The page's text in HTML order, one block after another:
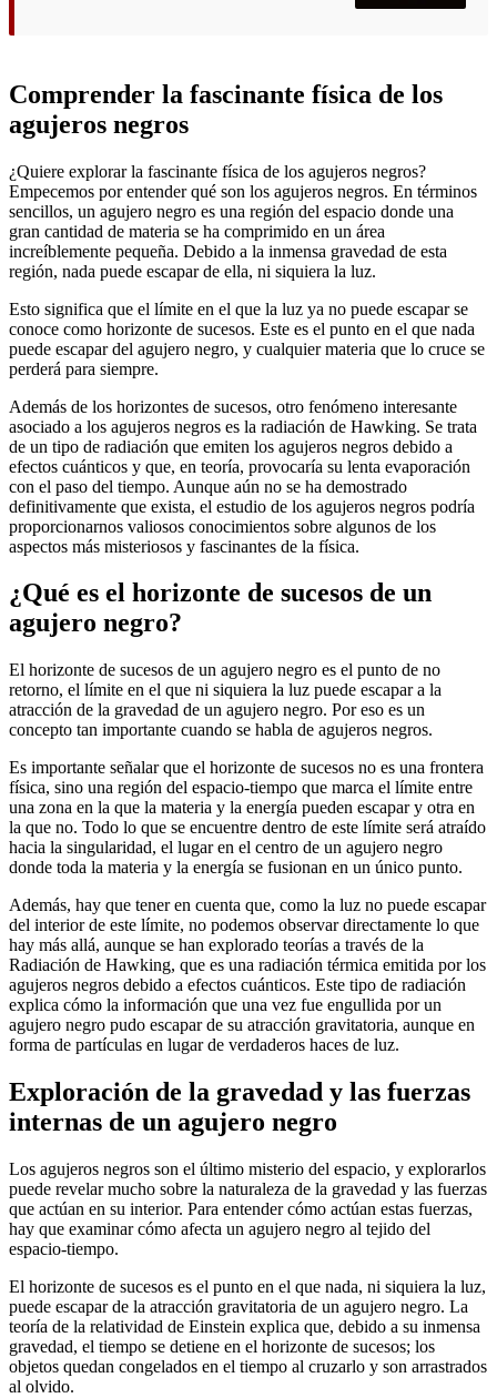
Comprender la fascinante física de los
agujeros negros
¿Quiere explorar la fascinante física de los agujeros negros?
Empecemos por entender qué son los agujeros negros. En términos
sencillos, un agujero negro es una región del espacio donde una
gran cantidad de materia se ha comprimido en un área
increíblemente pequeña. Debido a la inmensa gravedad de esta
región, nada puede escapar de ella, ni siquiera la luz.
Esto significa que el límite en el que la luz ya no puede escapar se
conoce como horizonte de sucesos. Este es el punto en el que nada
puede escapar del agujero negro, y cualquier materia que lo cruce se
perderá para siempre.
Además de los horizontes de sucesos, otro fenómeno interesante
asociado a los agujeros negros es la radiación de Hawking. Se trata
de un tipo de radiación que emiten los agujeros negros debido a
efectos cuánticos y que, en teoría, provocaría su lenta evaporación
con el paso del tiempo. Aunque aún no se ha demostrado
definitivamente que exista, el estudio de los agujeros negros podría
proporcionarnos valiosos conocimientos sobre algunos de los
aspectos más misteriosos y fascinantes de la física.
¿Qué es el horizonte de sucesos de un
agujero negro?
El horizonte de sucesos de un agujero negro es el punto de no
retorno, el límite en el que ni siquiera la luz puede escapar a la
atracción de la gravedad de un agujero negro. Por eso es un
concepto tan importante cuando se habla de agujeros negros.
Es importante señalar que el horizonte de sucesos no es una frontera
física, sino una región del espacio-tiempo que marca el límite entre
una zona en la que la materia y la energía pueden escapar y otra en
la que no. Todo lo que se encuentre dentro de este límite será atraído
hacia la singularidad, el lugar en el centro de un agujero negro
donde toda la materia y la energía se fusionan en un único punto.
Además, hay que tener en cuenta que, como la luz no puede escapar
del interior de este límite, no podemos observar directamente lo que
hay más allá, aunque se han explorado teorías a través de la
Radiación de Hawking, que es una radiación térmica emitida por los
agujeros negros debido a efectos cuánticos. Este tipo de radiación
explica cómo la información que una vez fue engullida por un
agujero negro pudo escapar de su atracción gravitatoria, aunque en
forma de partículas en lugar de verdaderos haces de luz.
Exploración de la gravedad y las fuerzas
internas de un agujero negro
Los agujeros negros son el último misterio del espacio, y explorarlos
puede revelar mucho sobre la naturaleza de la gravedad y las fuerzas
que actúan en su interior. Para entender cómo actúan estas fuerzas,
hay que examinar cómo afecta un agujero negro al tejido del
espacio-tiempo.
El horizonte de sucesos es el punto en el que nada, ni siquiera la luz,
puede escapar de la atracción gravitatoria de un agujero negro. La
teoría de la relatividad de Einstein explica que, debido a su inmensa
gravedad, el tiempo se detiene en el horizonte de sucesos; los
objetos quedan congelados en el tiempo al cruzarlo y son arrastrados
al olvido.